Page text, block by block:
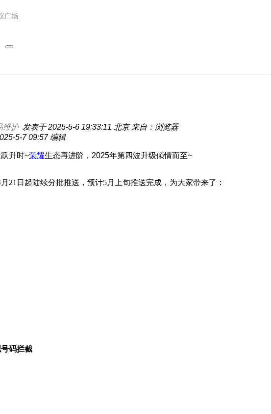
广场
维护 发表于 2025-5-6 19:33:11 北京 来自：浏览器
5-7 09:57 编辑
升时~荣耀生态再进阶，2025年第四波升级倾情而至~
21日起陆续分批推送，预计5月上旬推送完成，为大家带来了：
码拦截